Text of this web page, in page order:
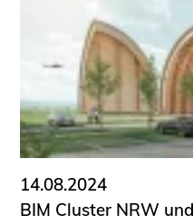
14.08.2024
BIM Cluster NRW